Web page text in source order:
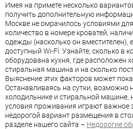
Имея на примете несколько
получить дополнительную
Москве не омрачилось условиями
количество в номере кроватей,
одежды (насколько он вместителен),
доступный Wi-Fi. Узнайте, сколько в
оборудована кухня, где расположен
стиральная машина и на сколько
Выяснение этих факторов может
Останавливаясь на сутки, возможно
холодильнике и стиральной машине,
условия проживания играют важное
недорогой вариант размещения в
разделе нашего сайта – Недорогие